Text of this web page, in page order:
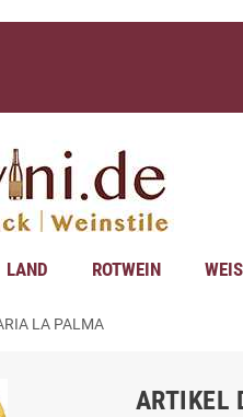
LAND ROTWEIN
LA PALMA
ARTIKEL